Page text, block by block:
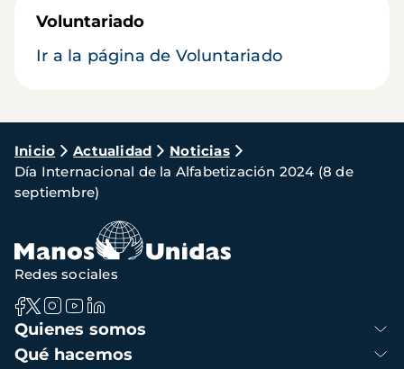
Voluntariado
Ir a la página de Voluntariado
Ruta
de
navegación
Inicio Actualidad
Noticias
Día Internacional de la Alfabetización 2024 (8 de
septiembre)
Navegación
principal
Quienes somos
Qué hacemos
Redes sociales